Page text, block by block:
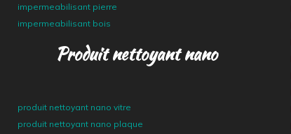
impermeabilisant pierre
impermeabilisant bois
Produit nettoyant nano
produit nettoyant nano vitre
produit nettoyant nano plaque